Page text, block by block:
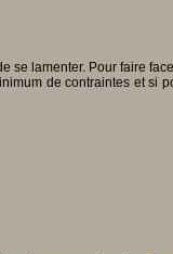
se lamenter. Pour faire
de contraintes et si